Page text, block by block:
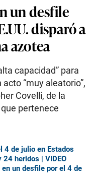
un desfile
disparó a
azotea
capacidad” para
“muy aleatorio”,
Covelli, de la
pertenece
4 de julio en Estados
heridos | VIDEO
un desfile por el 4 de